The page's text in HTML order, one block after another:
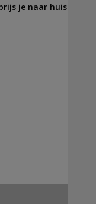
je naar huis